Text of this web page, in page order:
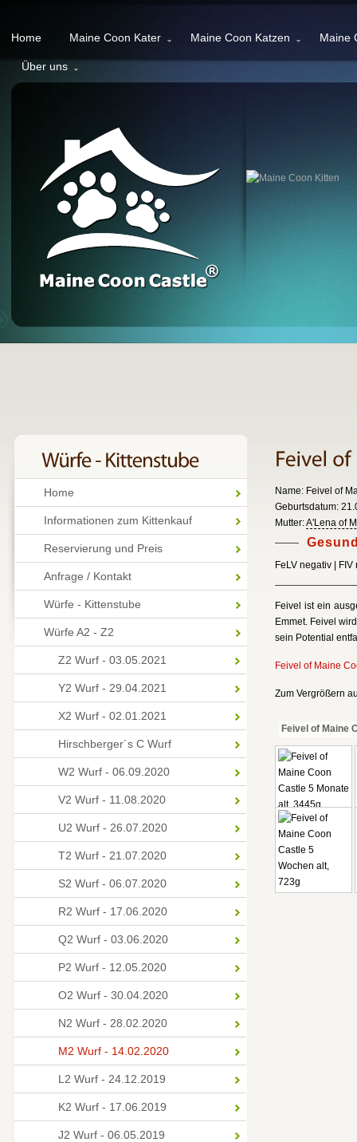
Home Maine Coon Kater Maine Coon Katzen Maine
Über uns
Name: Feivel of
Geburtsdatum:
Mutter:A'Lena of
FeLV negativ |
Feivel ist ein
Emmet. Feivel
sein Potential
Feivel of Maine
Zum Vergrößern
Feivel of Maine
Home
Informationen zum Kittenkauf
Reservierung und Preis
Anfrage / Kontakt
Würfe - Kittenstube
Würfe A2 - Z2
Z2 Wurf - 03.05.2021
Y2 Wurf - 29.04.2021
X2 Wurf - 02.01.2021
Hirschberger´s C Wurf
W2 Wurf - 06.09.2020
V2 Wurf - 11.08.2020
U2 Wurf - 26.07.2020
T2 Wurf - 21.07.2020
S2 Wurf - 06.07.2020
R2 Wurf - 17.06.2020
Q2 Wurf - 03.06.2020
P2 Wurf - 12.05.2020
O2 Wurf - 30.04.2020
N2 Wurf - 28.02.2020
M2 Wurf - 14.02.2020
L2 Wurf - 24.12.2019
K2 Wurf - 17.06.2019
J2 Wurf - 06.05.2019